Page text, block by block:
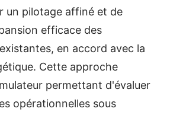
un pilotage affiné et de
efficace des
en accord avec la
Cette approche
permettant d'évaluer
opérationnelles sous